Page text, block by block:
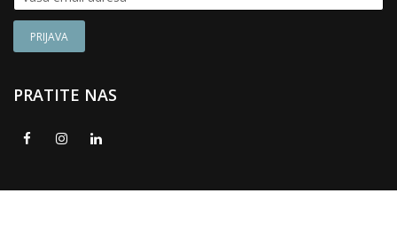
PRATITE NAS